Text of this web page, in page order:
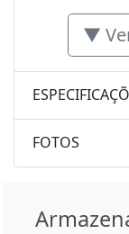
▼
FOTOS